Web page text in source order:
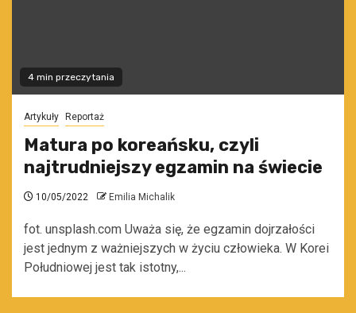
4 min przeczytania
Artykuły Reportaż
Matura po koreańsku, czyli
najtrudniejszy egzamin na świecie
10/05/2022 Emilia Michalik
fot. unsplash.com Uważa się, że egzamin dojrzałości
jest jednym z ważniejszych w życiu człowieka. W Korei
Południowej jest tak istotny,...